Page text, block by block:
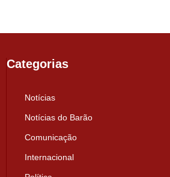
Categorias
Notícias
Notícias do Barão
Comunicação
Internacional